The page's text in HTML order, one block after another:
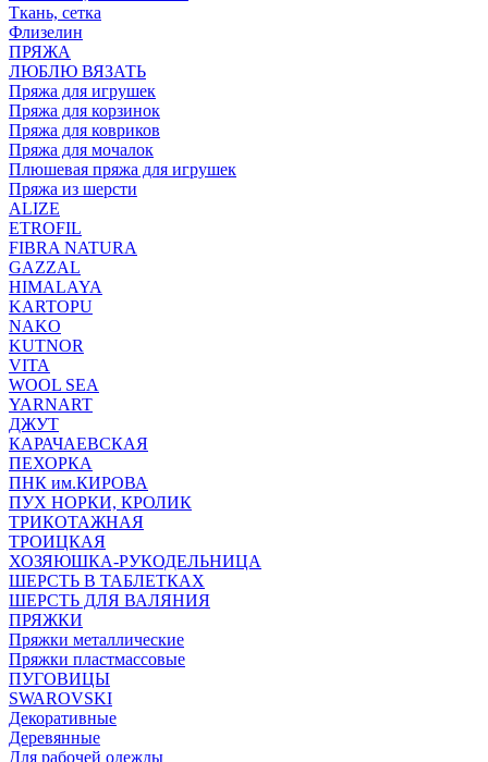
Ткань, сетка
Флизелин
ПРЯЖА
ЛЮБЛЮ ВЯЗАТЬ
Пряжа для игрушек
Пряжа для корзинок
Пряжа для ковриков
Пряжа для мочалок
Плюшевая пряжа для игрушек
Пряжа из шерсти
ALIZE
ETROFIL
FIBRA NATURA
GAZZAL
HIMALAYA
KARTOPU
NAKO
KUTNOR
VITA
WOOL SEA
YARNART
ДЖУТ
КАРАЧАЕВСКАЯ
ПЕХОРКА
ПНК им.КИРОВА
ПУХ НОРКИ, КРОЛИК
ТРИКОТАЖНАЯ
ТРОИЦКАЯ
ХОЗЯЮШКА-РУКОДЕЛЬНИЦА
ШЕРСТЬ В ТАБЛЕТКАХ
ШЕРСТЬ ДЛЯ ВАЛЯНИЯ
ПРЯЖКИ
Пряжки металлические
Пряжки пластмассовые
ПУГОВИЦЫ
SWAROVSKI
Декоративные
Деревянные
Для рабочей одежды